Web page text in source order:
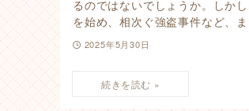
るのではないでしょうか。しか
を始め、相次ぐ強盗事件など、
2025年5月30日